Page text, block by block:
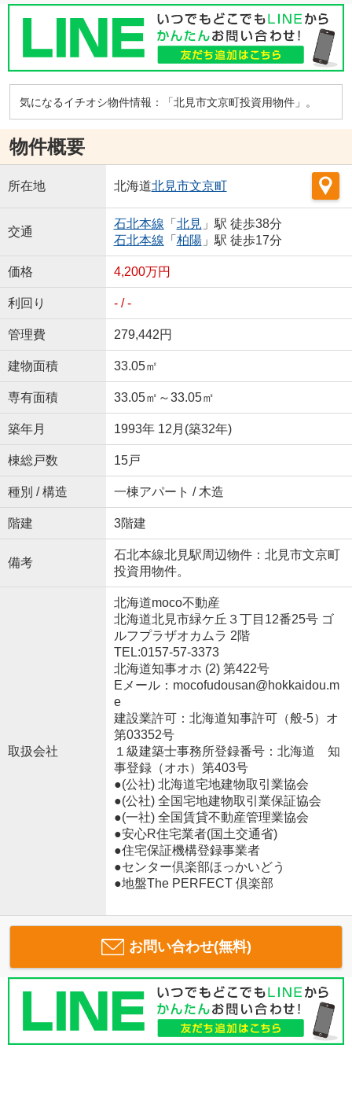
気になるイチオシ物件情報：「北見市文京町投資用物件」。
物件概要
所在地 北海道北見市文京町
交通
石北本線 「 北見 」駅 徒歩38分
石北本線 「 柏陽」駅 徒歩17分
価格 4,200万円
利回り - / -
管理費 279,442円
建物面積 33.05㎡
専有面積 33.05㎡～33.05㎡
築年月 1993年 12月(築32年)
棟総戸数 15戸
種別 / 構造 一棟アパート / 木造
階建 3階建
備考
石北本線北見駅周辺物件：北見市文京町
投資用物件。
取扱会社
北海道moco不動産
北海道北見市緑ケ丘３丁目12番25号 ゴ
ルフプラザオカムラ 2階
TEL:0157-57-3373
北海道知事オホ (2) 第422号
Eメール：mocofudousan@hokkaidou.m
e
建設業許可：北海道知事許可（般-5）オ
第03352号
１級建築士事務所登録番号：北海道 知
事登録（オホ）第403号
●(公社) 北海道宅地建物取引業協会
●(公社) 全国宅地建物取引業保証協会
●(一社) 全国賃貸不動産管理業協会
●安心R住宅業者(国土交通省)
●住宅保証機構登録事業者
●センター倶楽部ほっかいどう
●地盤The PERFECT 倶楽部
お問い合わせ(無料)